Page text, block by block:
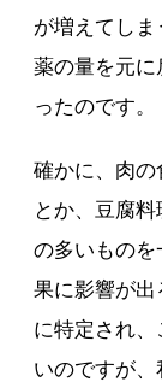
が増えてし
薬の量を元
ったのです。
確かに、肉
とか、豆腐
の多いもの
果に影響が
に特定され
いのですが